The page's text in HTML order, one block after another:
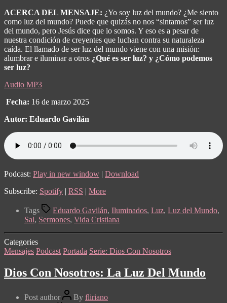
ACERCA DEL MENSAJE: ¿Yo soy luz del mundo? ¿Me siento
como luz del mundo? Puede que quizás no nos “sintamos” ser luz
del mundo, pero Jesús dice que lo somos. Y eso es a pesar de
nuestra condición de creyentes que luchan contra su naturaleza
caída. El llamado de ser luz del mundo viene con una misión:
alumbrar e iluminar a otros ¿Qué es ser luz? y ¿Cómo podemos
ser luz?
Audio MP3
Fecha: 16 de marzo 2025
Autor: Eduardo Gavilán
Podcast: Play in new window | Download
Subscribe: Spotify | RSS | More
Tags Eduardo Gavilán, Iluminados, Luz, Luz del Mundo,
Sal, Sermones, Vida Cristiana
Categories
Mensajes Podcast Portada Serie: Dios Con Nosotros
Dios Con Nosotros: La Luz Del Mundo
Post author By fliriano